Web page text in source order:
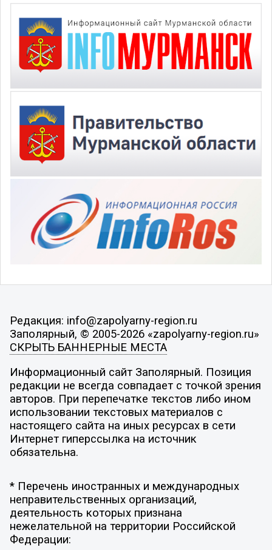
Редакция: info@zapolyarny-region.ru
Заполярный, © 2005-2026 «zapolyarny-region.ru»
СКРЫТЬ БАННЕРНЫЕ МЕСТА
Информационный сайт Заполярный. Позиция
редакции не всегда совпадает с точкой зрения
авторов. При перепечатке текстов либо ином
использовании текстовых материалов с
настоящего сайта на иных ресурсах в сети
Интернет гиперссылка на источник
обязательна.
* Перечень иностранных и международных
неправительственных организаций,
деятельность которых признана
нежелательной на территории Российской
Федерации: